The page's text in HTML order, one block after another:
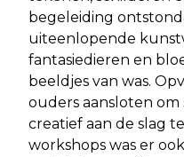
begeleiding
uiteenlopende
fantasiedieren en
beeldjes van was.
ouders aansloten
creatief aan de slag
workshops was er